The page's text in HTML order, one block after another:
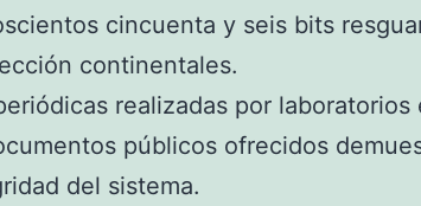
cincuenta y seis bits
continentales.
realizadas por
públicos ofrecidos
del sistema.